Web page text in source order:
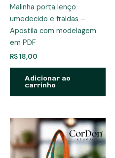
Malinha porta lenço
umedecido e fraldas –
Apostila com modelagem
em PDF
R$18,00
Adicionar ao
carrinho